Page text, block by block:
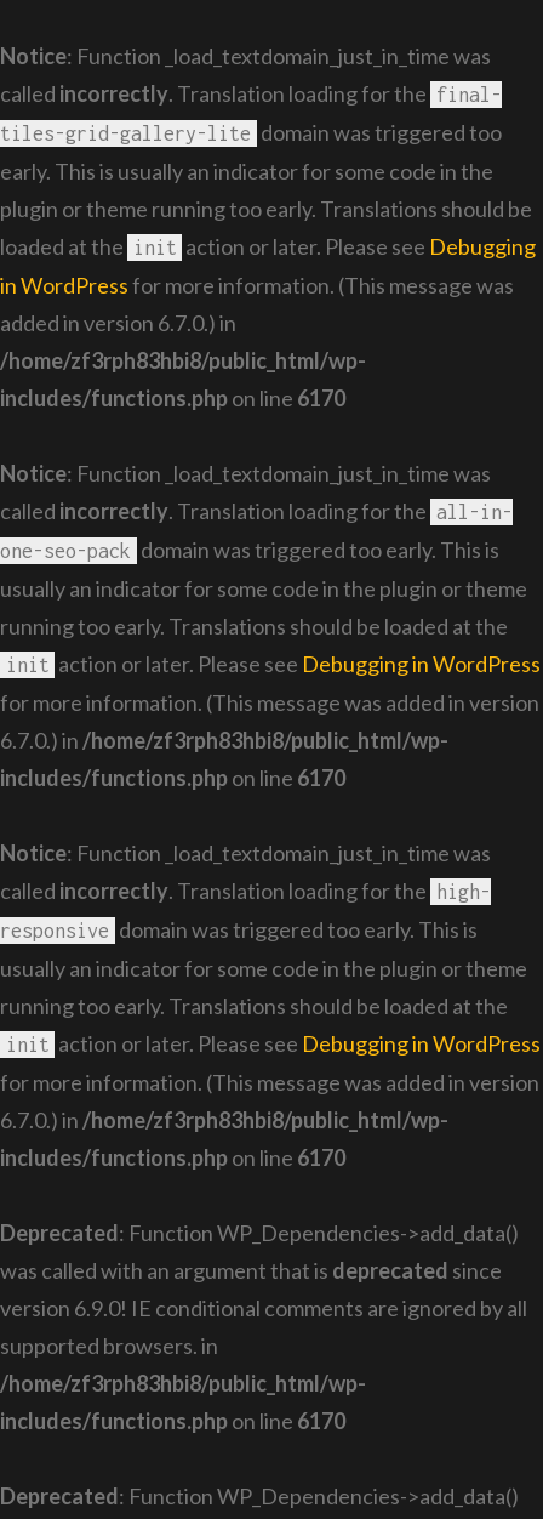
Notice: Function _load_textdomain_just_in_time was
called incorrectly. Translation loading for the final-
tiles-grid-gallery-lite domain was triggered too
early. This is usually an indicator for some code in the
plugin or theme running too early. Translations should be
loaded at the
init action or later. Please see Debugging
in WordPressfor more information. (This message was
added in version 6.7.0.) in
/home/zf3rph83hbi8/public_html/wp-
includes/functions.phpon line 6170
Notice: Function _load_textdomain_just_in_time was
called incorrectly. Translation loading for the all-in-
one-seo-pack domain was triggered too early. This is
usually an indicator for some code in the plugin or theme
running too early. Translations should be loaded at the
init action or later. Please see Debugging in WordPress
for more information. (This message was added in version
6.7.0.) in /home/zf3rph83hbi8/public_html/wp-
includes/functions.phpon line 6170
Notice: Function _load_textdomain_just_in_time was
called incorrectly. Translation loading for the
high-
responsive domain was triggered too early. This is
usually an indicator for some code in the plugin or theme
running too early. Translations should be loaded at the
init action or later. Please see Debugging in WordPress
for more information. (This message was added in version
6.7.0.) in /home/zf3rph83hbi8/public_html/wp-
includes/functions.phpon line 6170
Deprecated: Function WP_Dependencies->add_data()
was called with an argument that is deprecated since
version 6.9.0! IE conditional comments are ignored by all
supported browsers. in
/home/zf3rph83hbi8/public_html/wp-
includes/functions.phpon line 6170
Deprecated: Function WP_Dependencies->add_data()